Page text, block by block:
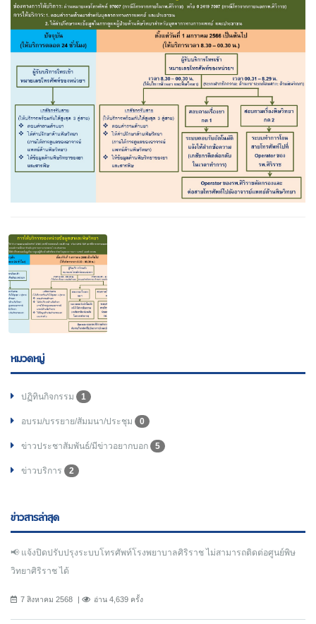
หมวดหมู่
ปฏิทินกิจกรรม 1
อบรม/บรรยาย/สัมมนา/ประชุม 0
ข่าวประชาสัมพันธ์/มีข่าวอยากบอก 5
ข่าวบริการ 2
ข่าวสารล่าสุด
📢 แจ้งปิดปรับปรุงระบบโทรศัพท์โรงพยาบาลศิริราช ไม่สามารถติดต่อศูนย์พิษ
วิทยาศิริราช ได้
7 สิงหาคม 2568 อ่าน 4,639 ครั้ง